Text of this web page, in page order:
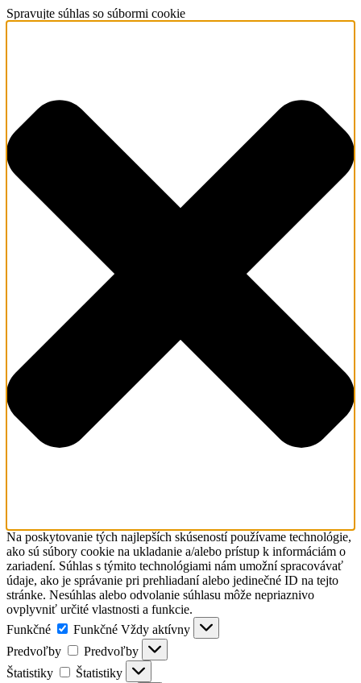
Spravujte súhlas so súbormi cookie
Na poskytovanie tých najlepších skúseností používame technológie,
ako sú súbory cookie na ukladanie a/alebo prístup k informáciám o
zariadení. Súhlas s týmito technológiami nám umožní spracovávať
údaje, ako je správanie pri prehliadaní alebo jedinečné ID na tejto
stránke. Nesúhlas alebo odvolanie súhlasu môže nepriaznivo
ovplyvniť určité vlastnosti a funkcie.
Funkčné
Funkčné Vždy aktívny
Predvoľby
Predvoľby
Štatistiky
Štatistiky